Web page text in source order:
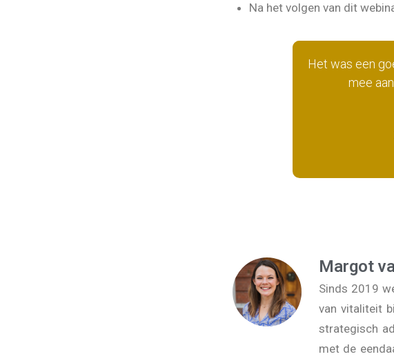
Na het volgen van dit
Het was een
mee
Margot
Sinds 2019
van vitaliteit
strategisch
met de